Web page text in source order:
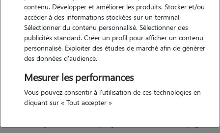
propose mes services de pet sitter. j'aimerais également avoir un
petit complément de revenus, étant apprentie.
Expérience
j'ai toujours eu des animaux de compagnie chez moi, et de près ou
passion. j'ai décidé d'en faire mon métier et je suis actuellement en
contenu. Développer et améliorer les produits. Stocker et/ou
accéder à des informations stockées sur un terminal.
Sélectionner du contenu personnalisé. Sélectionner des
publicités standard. Créer un profil pour afficher un contenu
personnalisé. Exploiter des études de marché afin de générer
des données d'audience.
Mesurer les performances
Vous pouvez consentir à l'utilisation de ces technologies en
cliquant sur « Tout accepter »